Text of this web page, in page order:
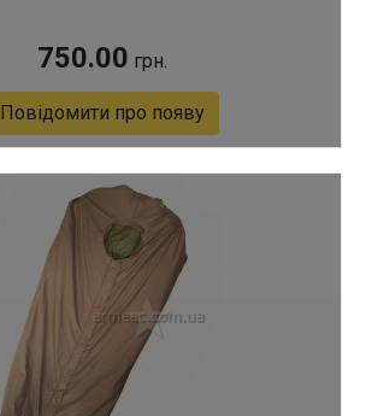
750.00 грн.
Повідомити про появу